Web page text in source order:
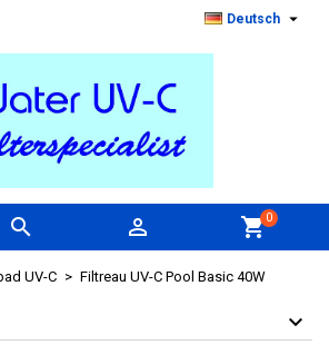
Deutsch 
  shopping_cart0
UV-C Filtreau UV-C Pool Basic 40W